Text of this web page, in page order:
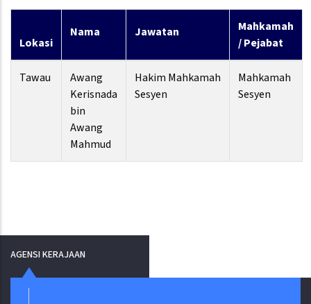
Lokasi
Nama Jawatan
Mahkamah
/ Pejabat
Tawau
Awang
Kerisnada
bin
Awang
Mahmud
Hakim Mahkamah
Sesyen
Mahkamah
Sesyen
AGENSI KERAJAAN